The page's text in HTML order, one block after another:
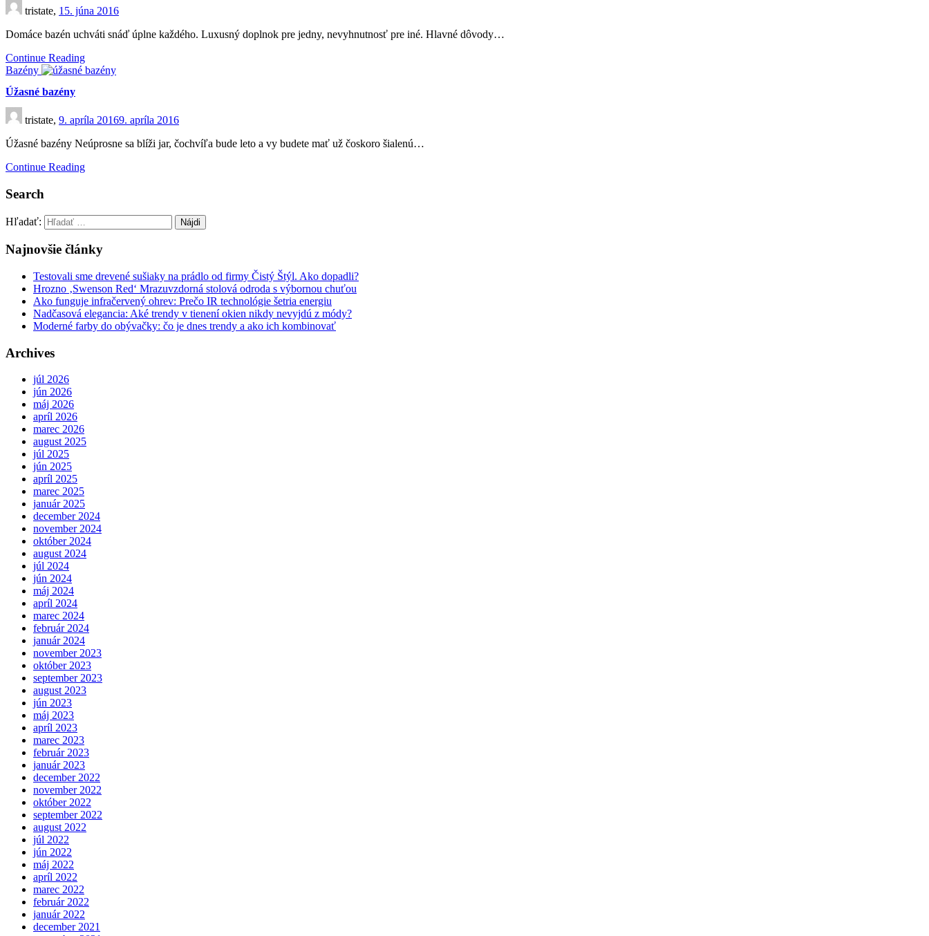
tristate, 15. júna 2016
Domáce bazén uchváti snáď úplne každého. Luxusný doplnok pre jedny, nevyhnutnosť pre iné. Hlavné dôvody…
Continue Reading
Bazény
Úžasné bazény
tristate, 9. apríla 20169. apríla 2016
Úžasné bazény Neúprosne sa blíži jar, čochvíľa bude leto a vy budete mať už čoskoro šialenú…
Continue Reading
Search
Hľadať:
Najnovšie články
Testovali sme drevené sušiaky na prádlo od firmy Čistý Štýl. Ako dopadli?
Hrozno ‚Swenson Red‘ Mrazuvzdorná stolová odroda s výbornou chuťou
Ako funguje infračervený ohrev: Prečo IR technológie šetria energiu
Nadčasová elegancia: Aké trendy v tienení okien nikdy nevyjdú z módy?
Moderné farby do obývačky: čo je dnes trendy a ako ich kombinovať
Archives
júl 2026
jún 2026
máj 2026
apríl 2026
marec 2026
august 2025
júl 2025
jún 2025
apríl 2025
marec 2025
január 2025
december 2024
november 2024
október 2024
august 2024
júl 2024
jún 2024
máj 2024
apríl 2024
marec 2024
február 2024
január 2024
november 2023
október 2023
september 2023
august 2023
jún 2023
máj 2023
apríl 2023
marec 2023
február 2023
január 2023
december 2022
november 2022
október 2022
september 2022
august 2022
júl 2022
jún 2022
máj 2022
apríl 2022
marec 2022
február 2022
január 2022
december 2021